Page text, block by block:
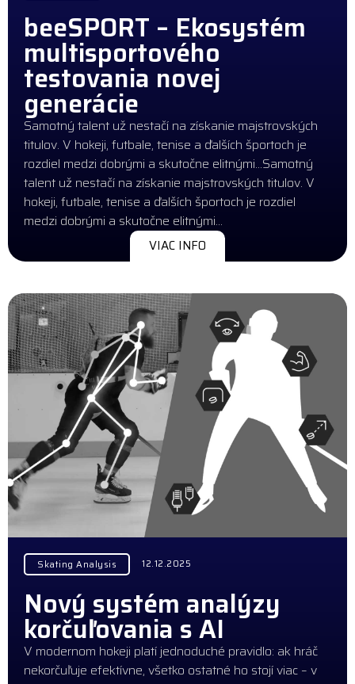
beeSPORT – Ekosystém
multisportového
testovania novej
generácie
Samotný talent už nestačí na získanie majstrovských
titulov. V hokeji, futbale, tenise a ďalších športoch je
rozdiel medzi dobrými a skutočne elitnými…Samotný
talent už nestačí na získanie majstrovských titulov. V
hokeji, futbale, tenise a ďalších športoch je rozdiel
medzi dobrými a skutočne elitnými…
VIAC INFO
Skating Analysis 12.12.2025
Nový systém analýzy
korčuľovania s AI
V modernom hokeji platí jednoduché pravidlo: ak hráč
nekorčuľuje efektívne, všetko ostatné ho stojí viac – v